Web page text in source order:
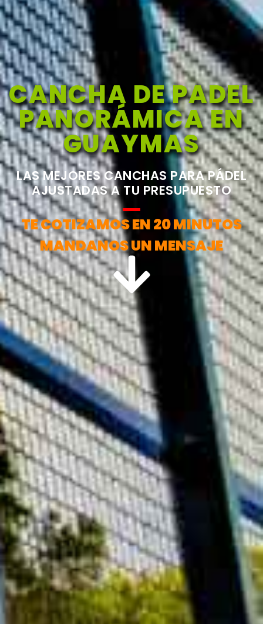
CANCHA DE PADEL
PANORÁMICA EN
GUAYMAS
LAS MEJORES CANCHAS PARA PÁDEL
AJUSTADAS A TU PRESUPUESTO
TE COTIZAMOS EN 20 MINUTOS
MANDANOS UN MENSAJE